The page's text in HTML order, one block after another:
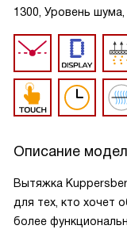
1300, Уровень
Описание
Вытяжка
для тех, кто хочет
более